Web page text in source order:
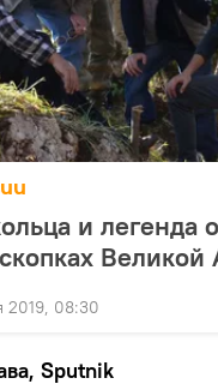
и легенда
Великой
2019, 08:30
Sputnik